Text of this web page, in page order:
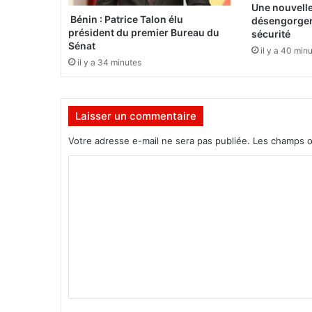
d
e
n
t
d
a
s
a
Bénin : Patrice Talon élu
président du premier Bureau du
Sénat
il y a 34 minutes
Une
sécurité
il y a 40
Laisser un commentaire
Votre adresse e-mail ne sera pas publiée. Les champs